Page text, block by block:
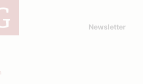
Newsletter